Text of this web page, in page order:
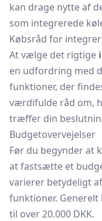
kan drage nytte af
som integrerede
Købsråd for
At vælge det rigtige
en udfordring med
funktioner, der
værdifulde råd om,
træffer din
Budgetovervejelser
Før du begynder at
at fastsætte et
varierer betydeligt
funktioner. Generelt
til over 20.000 DKK.